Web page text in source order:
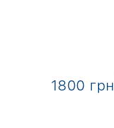
1800 грн